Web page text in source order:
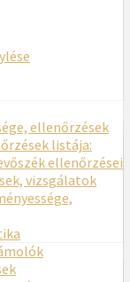
ellenőrzések
listája:
ellenőrzései
vizsgálatok